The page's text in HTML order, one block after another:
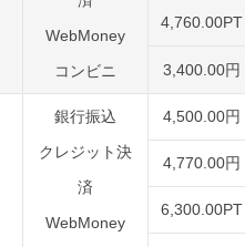
WebMoney
コンビニ
4,760.00PT
3,400.00円
銀行振込
クレジット決
済
WebMoney
4,500.00円
4,770.00円
6,300.00PT